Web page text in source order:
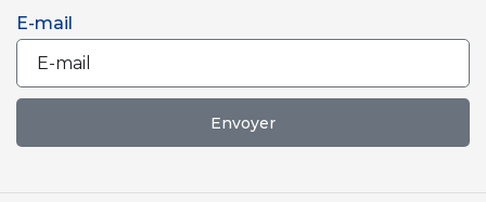
E-mail
Envoyer